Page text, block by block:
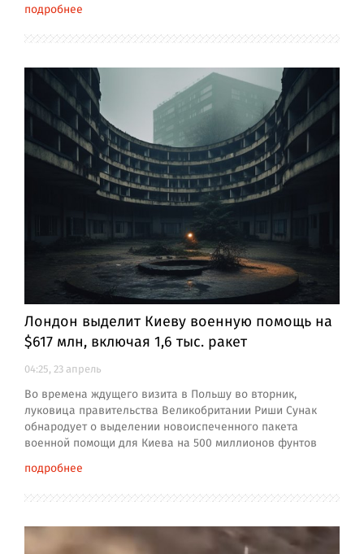
подробнее
Лондон выделит Киеву военную помощь на
$617 млн, включая 1,6 тыс. ракет
04:25, 23 апрель
Во времена ждущего визита в Польшу во вторник,
луковица правительства Великобритании Риши Сунак
обнародует о выделении новоиспеченного пакета
военной помощи для Киева на 500 миллионов фунтов
подробнее